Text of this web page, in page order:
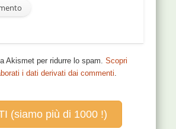
Akismet per ridurre lo spam.Scopri
i dati derivati dai commenti
(siamo più di 1000 !)